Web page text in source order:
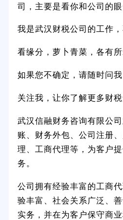
司，主要是看你和公司的眼
我是武汉财税公司的工作
看缘分，萝卜青菜，各有
如果您不确定，请随时问我
关注我，让你了解更多财
武汉信融财务咨询有限公
账、财务外包、公司注册
理、工商代理等，为客户
务。
公司拥有经验丰富的工商
验丰富、社会关系广泛、
实务，并在为客户保守商